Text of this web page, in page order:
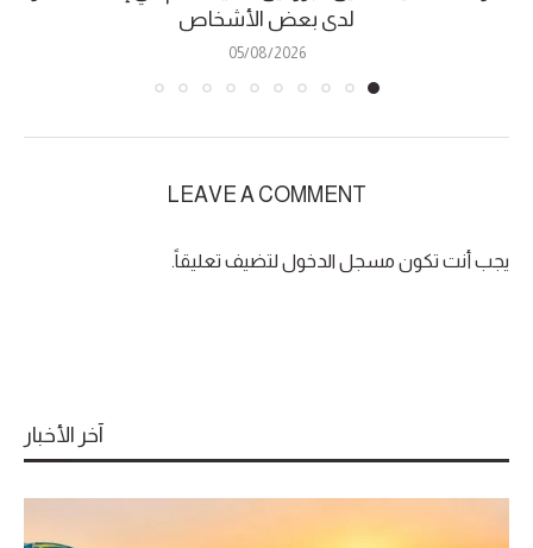
لدى بعض الأشخاص
05/08/2026
LEAVE A COMMENT
يجب أنت تكون مسجل الدخول لتضيف تعليقاً.
آخر الأخبار